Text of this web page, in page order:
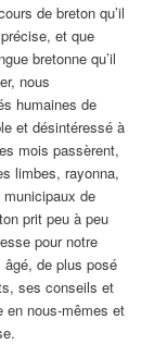
de breton qu’il
et que
bretonne qu’il
nous
humaines de
et désintéressé à
mois passèrent,
limbes, rayonna,
municipaux de
prit peu à peu
pour notre
âgé, de plus posé
ses conseils et
en nous-mêmes et